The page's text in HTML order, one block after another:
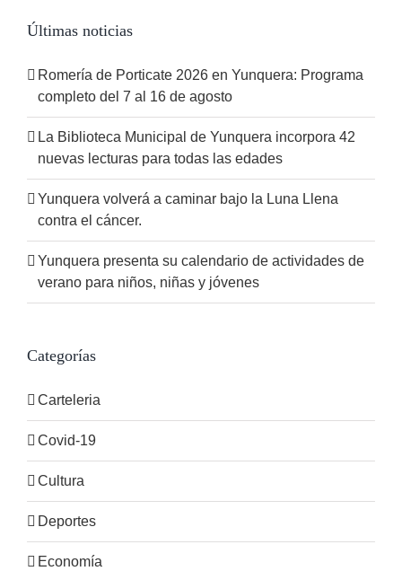
Últimas noticias
Romería de Porticate 2026 en Yunquera: Programa
completo del 7 al 16 de agosto
La Biblioteca Municipal de Yunquera incorpora 42
nuevas lecturas para todas las edades
Yunquera volverá a caminar bajo la Luna Llena
contra el cáncer.
Yunquera presenta su calendario de actividades de
verano para niños, niñas y jóvenes
Categorías
Carteleria
Covid-19
Cultura
Deportes
Economía